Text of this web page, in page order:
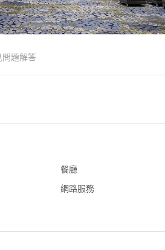
問題解答
餐廳
網路服務